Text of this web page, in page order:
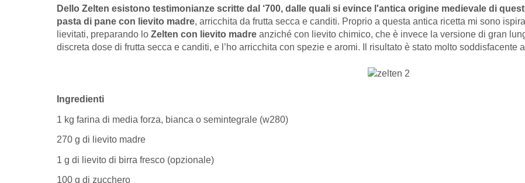
Dello Zelten esistono testimonianze scritte dal ‘700, dalle quali si evince l'antica origine medievale di
pasta di pane con lievito madre, arricchita da frutta secca e canditi. Proprio a questa antica ricetta mi sono
lievitati, preparando lo Zelten con lievito madre anziché con lievito chimico, che è invece la versione di gran
discreta dose di frutta secca e canditi, e l’ho arricchita con spezie e aromi. Il risultato è stato molto soddisfacente
Ingredienti
1 kg farina di media forza, bianca o semintegrale (w280)
270 g di lievito madre
1 g di lievito di birra fresco (opzionale)
100 g di zucchero